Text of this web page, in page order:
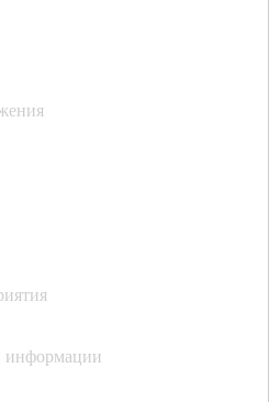
информации